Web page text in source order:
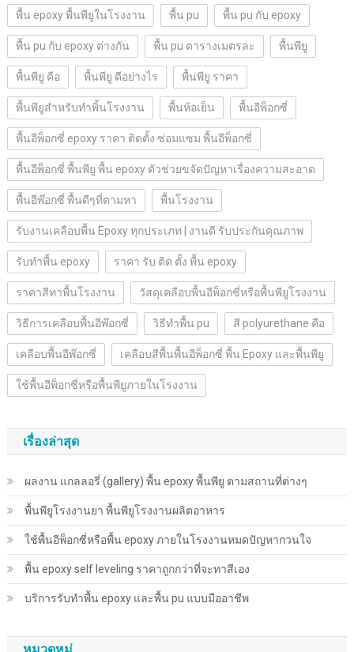
พื้น epoxy พื้นพียูในโรงงาน พื้น pu พื้น pu กับ epoxy
พื้น pu กับ epoxy ต่างกัน พื้น pu ตารางเมตรละ พื้นพียู
พื้นพียู คือ พื้นพียู ดีอย่างไร พื้นพียู ราคา
พื้นพียูสำหรับทำพิ้นโรงงาน พื้นห้อเย็น พื้นอีพ็อกซี่
พื้นอีพ็อกซี่ epoxy ราคา ติดตั้ง ซ่อมแซม พื้นอีพ็อกซี่
พื้นอีพ็อกซี่ พื้นพียู พื้น epoxy ตัวช่วยขจัดปัญหาเรื่องความสะอาด
พื้นอีพ๊อกซี่ พื้นดีๆที่ตามหา พื้นโรงงาน
รับงานเคลือบพื้น Epoxy ทุกประเภท | งานดี รับประกันคุณภาพ
รับทำพื้น epoxy ราคา รับ ติด ตั้ง พื้น epoxy
ราคาสีทาพื้นโรงงาน วัสดุเคลือบพื้นอีพ็อกซี่หรือพื้นพียูโรงงาน
วิธีการเคลือบพื้นอีพ๊อกซี่ วิธีทำพื้น pu สี polyurethane คือ
เคลือบพื้นอีพ๊อกซี่ เคลือบสีพื้นพื้นอีพ็อกซี่ พื้น Epoxy และพื้นพียู
ใช้พื้นอีพ็อกซี่หรือพื้นพียูภายในโรงงาน
เรื่องล่าสุด
ผลงาน แกลลอรี่ (gallery) พื้น epoxy พื้นพียู ตามสถานที่ต่างๆ
พื้นพียู​โรงงานยา พื้นพียู​โรงงานผลิตอาหาร
ใช้พื้นอีพ็อกซี่หรือพื้น epoxy ภายในโรงงานหมดปัญหากวนใจ
พื้น epoxy self leveling ราคาถูกกว่าที่จะทาสีเอง
บริการรับทำพื้น epoxy และพื้น pu แบบมืออาชีพ